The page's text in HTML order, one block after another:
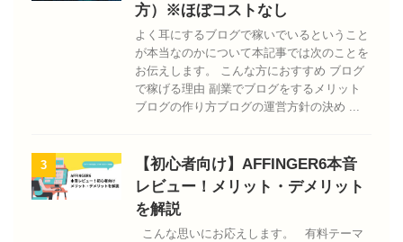
方）※ほぼコストなし
よく耳にするブログで稼いでいるということ
が本当なのかについて本記事では次のことを
お伝えします。 こんな方におすすめ ブログ
で稼げる理由 副業でブログをするメリット
ブログの作り方ブログの運営方針の決め ...
3
【初心者向け】AFFINGER6本音
レビュー！メリット・デメリット
を解説
こんな思いにお応えします。 有料テーマ